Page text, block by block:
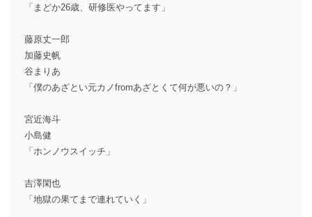
「まどか26歳、研修医やってます」
藤原丈一郎
加藤史帆
谷まりあ
「僕のあざとい元カノfromあざとくて何が悪いの？」
宮近海斗
小島健
「ホンノウスイッチ」
吉澤閑也
「地獄の果てまで連れていく」